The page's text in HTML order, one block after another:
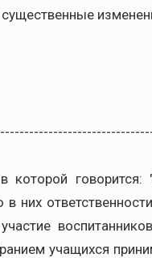
существенные
в которой
в них
участие
учащихся